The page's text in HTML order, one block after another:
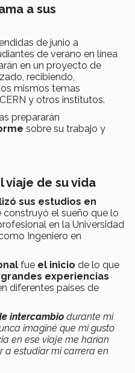
a sus
de junio a
de verano en línea
en un proyecto de
recibiendo,
mismos temas
y otros institutos.
prepararán
sobre su trabajo y
viaje de su vida
sus estudios en
construyó el sueño que lo
en la Universidad
Ingeniero en
fue el inicio de lo que
experiencias
diferentes países de
intercambio durante mi
imaginé que mi gusto
en ese viaje me harían
a estudiar mi carrera en